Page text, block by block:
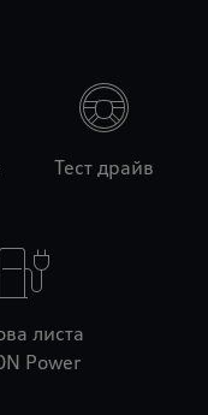
Тест драйв
листа
Power